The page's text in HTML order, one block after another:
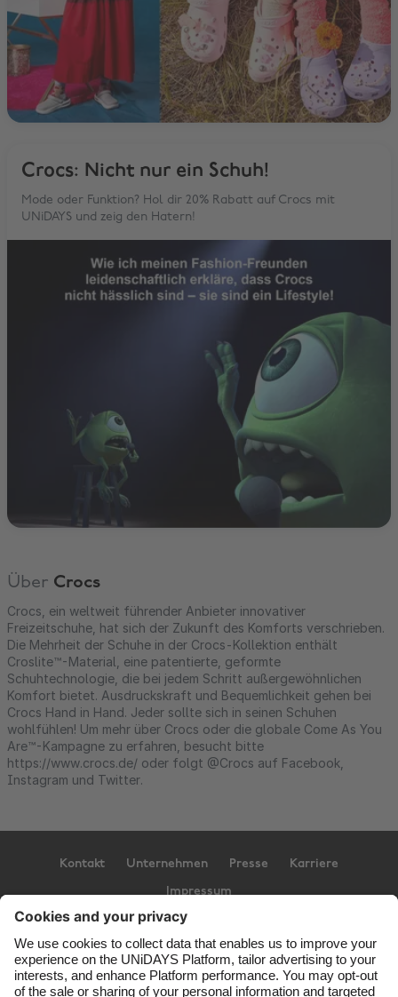
Crocs: Nicht nur ein Schuh!
Mode oder Funktion? Hol dir 20% Rabatt auf Crocs mit
UNiDAYS und zeig den Hatern!
Über Crocs
Crocs, ein weltweit führender Anbieter innovativer
Freizeitschuhe, hat sich der Zukunft des Komforts verschrieben.
Die Mehrheit der Schuhe in der Crocs-Kollektion enthält
Croslite™-Material, eine patentierte, geformte
Schuhtechnologie, die bei jedem Schritt außergewöhnlichen
Komfort bietet. Ausdruckskraft und Bequemlichkeit gehen bei
Crocs Hand in Hand. Jeder sollte sich in seinen Schuhen
wohlfühlen! Um mehr über Crocs oder die globale Come As You
Are™-Kampagne zu erfahren, besucht bitte
https://www.crocs.de/ oder folgt @Crocs auf Facebook,
Instagram und Twitter.
Kontakt Unternehmen Presse Karriere
Impressum